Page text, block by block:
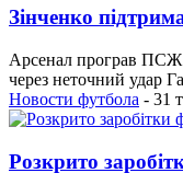
Зінченко
Арсенал програв ПСЖ
через неточний удар
Новости футбола - 31
Розкрито